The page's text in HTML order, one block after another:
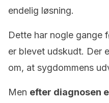
endelig løsning.
Dette har nogle gange
er blevet udskudt. Der
om, at sygdommens
Men efter diagnosen